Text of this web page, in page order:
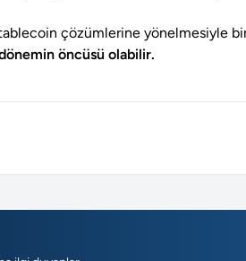
çözümlerine yönelmesiyle
öncüsü olabilir.